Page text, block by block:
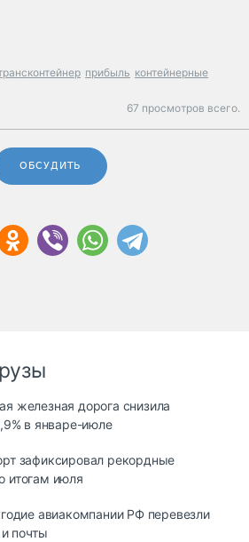
прибыль контейнерные
67 просмотров всего.
ОБСУДИТЬ
железная дорога снизила
в январе-июле
зафиксировал рекордные
итогам июля
авиакомпании РФ перевезли
почты